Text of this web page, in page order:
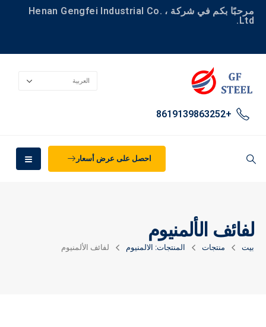
مرحبًا بكم في شركة Henan Gengfei Industrial Co. ،
Ltd.
+8619139863252
احصل على عرض أسعار
لفائف الألمنيوم
بيت منتجات المنتجات: الالمنيوم لفائف الألمنيوم